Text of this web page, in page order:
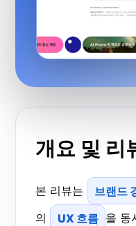
개요 및 리
본 리뷰는 브랜드
의
UX 흐름 을 동